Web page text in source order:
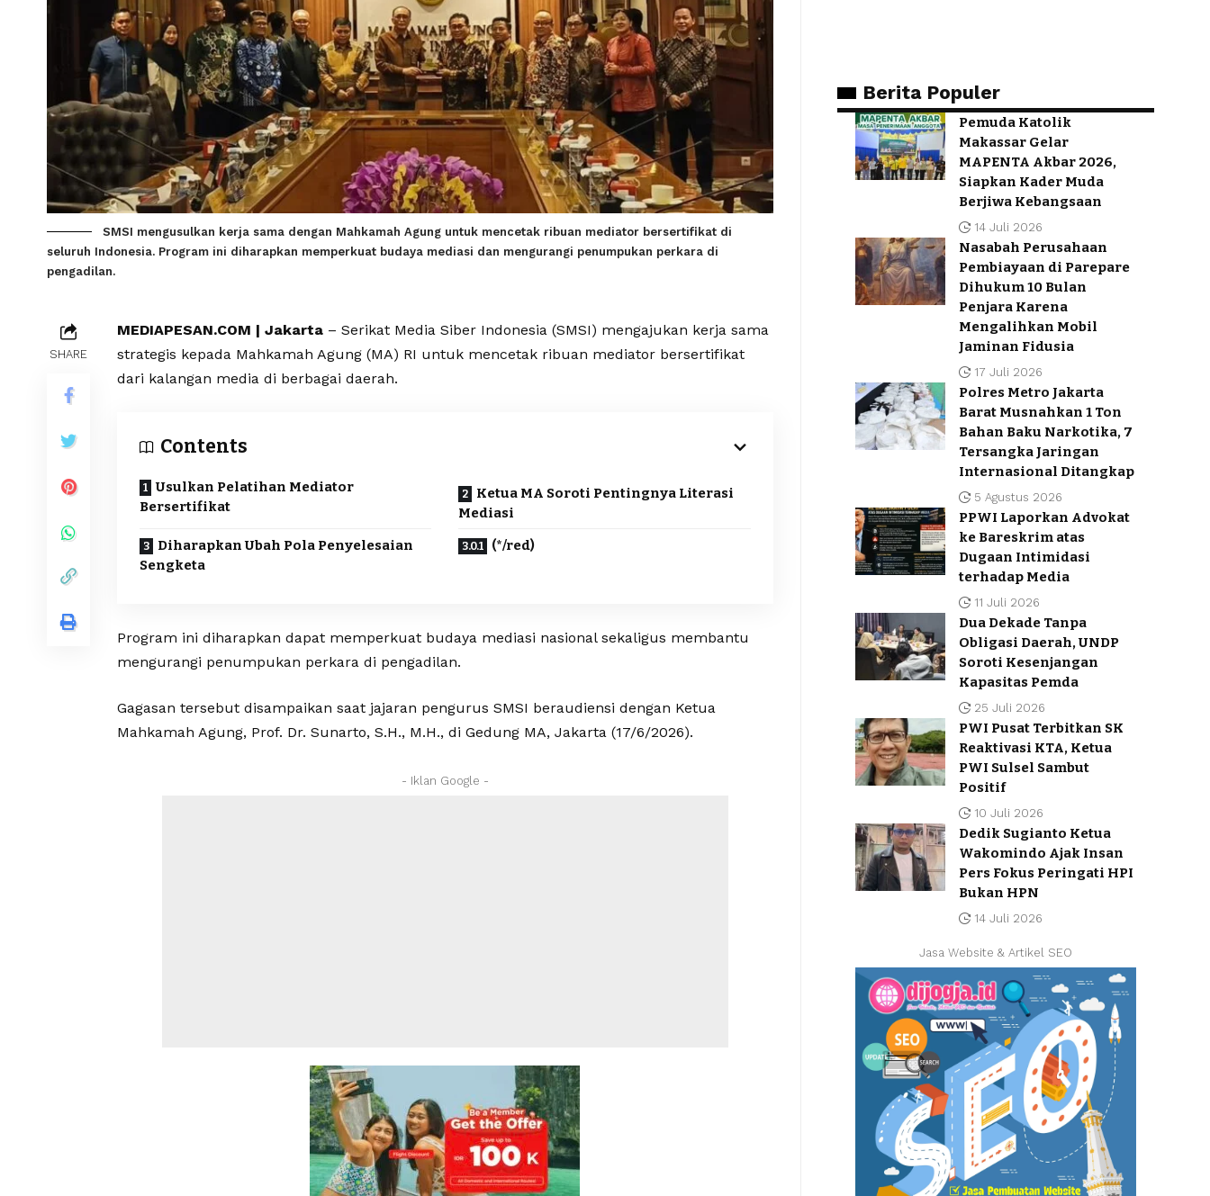
SMSI mengusulkan kerja sama dengan Mahkamah Agung untuk mencetak ribuan mediator bersertifikat di
seluruh Indonesia. Program ini diharapkan memperkuat budaya mediasi dan mengurangi penumpukan perkara di
pengadilan.
SHARE
MEDIAPESAN.COM | Jakarta – Serikat Media Siber Indonesia (SMSI) mengajukan kerja sama
strategis kepada Mahkamah Agung (MA) RI untuk mencetak ribuan mediator bersertifikat
dari kalangan media di berbagai daerah.
Contents
Usulkan Pelatihan Mediator
Bersertifikat
Ketua MA Soroti Pentingnya Literasi
Mediasi
Diharapkan Ubah Pola Penyelesaian
Sengketa
(*/red)
Program ini diharapkan dapat memperkuat budaya mediasi nasional sekaligus membantu
mengurangi penumpukan perkara di pengadilan.
Gagasan tersebut disampaikan saat jajaran pengurus SMSI beraudiensi dengan Ketua
Mahkamah Agung, Prof. Dr. Sunarto, S.H., M.H., di Gedung MA, Jakarta (17/6/2026).
- Iklan Google -
Berita Populer
Pemuda Katolik
Makassar Gelar
MAPENTA Akbar 2026,
Siapkan Kader Muda
Berjiwa Kebangsaan
14 Juli 2026
Nasabah Perusahaan
Pembiayaan di Parepare
Dihukum 10 Bulan
Penjara Karena
Mengalihkan Mobil
Jaminan Fidusia
17 Juli 2026
Polres Metro Jakarta
Barat Musnahkan 1 Ton
Bahan Baku Narkotika, 7
Tersangka Jaringan
Internasional Ditangkap
5 Agustus 2026
PPWI Laporkan Advokat
ke Bareskrim atas
Dugaan Intimidasi
terhadap Media
11 Juli 2026
Dua Dekade Tanpa
Obligasi Daerah, UNDP
Soroti Kesenjangan
Kapasitas Pemda
25 Juli 2026
PWI Pusat Terbitkan SK
Reaktivasi KTA, Ketua
PWI Sulsel Sambut
Positif
10 Juli 2026
Dedik Sugianto Ketua
Wakomindo Ajak Insan
Pers Fokus Peringati HPI
Bukan HPN
14 Juli 2026
Jasa Website & Artikel SEO